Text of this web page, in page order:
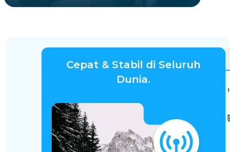
Cepat & Stabil di Seluruh
Dunia.